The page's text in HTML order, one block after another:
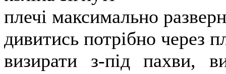
плечі максимально
дивитись потрібно через
визирати з-під пахви,